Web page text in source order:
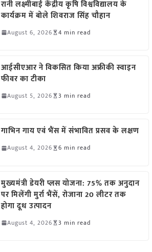
रानी लक्ष्मीबाई केंद्रीय कृषि विश्वविद्यालय के
कार्यक्रम में बोले शिवराज सिंह चौहान
August 6, 2026 4 min read
आईसीएआर ने विकसित किया अफ्रीकी स्वाइन
फीवर का टीका
August 5, 2026 3 min read
गाभिन गाय एवं भैंस में संभावित प्रसव के लक्षण
August 4, 2026 6 min read
मुख्यमंत्री डेयरी प्लस योजना: 75% तक अनुदान
पर मिलेंगी मुर्रा भैंसें, रोजाना 20 लीटर तक
होगा दूध उत्पादन
August 4, 2026 3 min read